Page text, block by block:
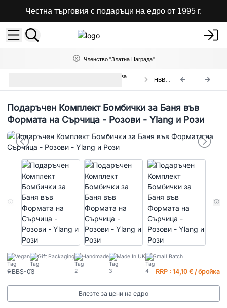
Честна търговия с подаръци на едро от 1995 г.
Членство "Златна Награда"
Подаръчни Комплекти Бомбички за
Подаръчен Комплект Бомбички за Баня във
Формата на Сърчица - Розови - Ylang и Рози
Vegan Gift Packaging Handmade Made In UK Small Batch
HBBS-03 RRP : 14,10 € / бройка
Влезте за цени на едро